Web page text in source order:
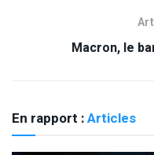
Macron, le
En rapport :Articles